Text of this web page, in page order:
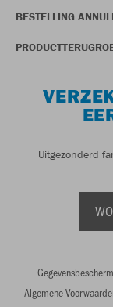
BESTELLING
Uitgezonderd
Algemene